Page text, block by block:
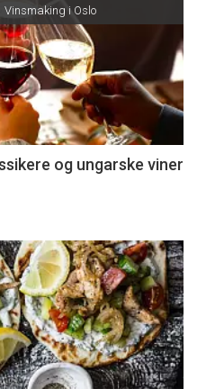
Vinsmaking i Oslo
og ungarske viner